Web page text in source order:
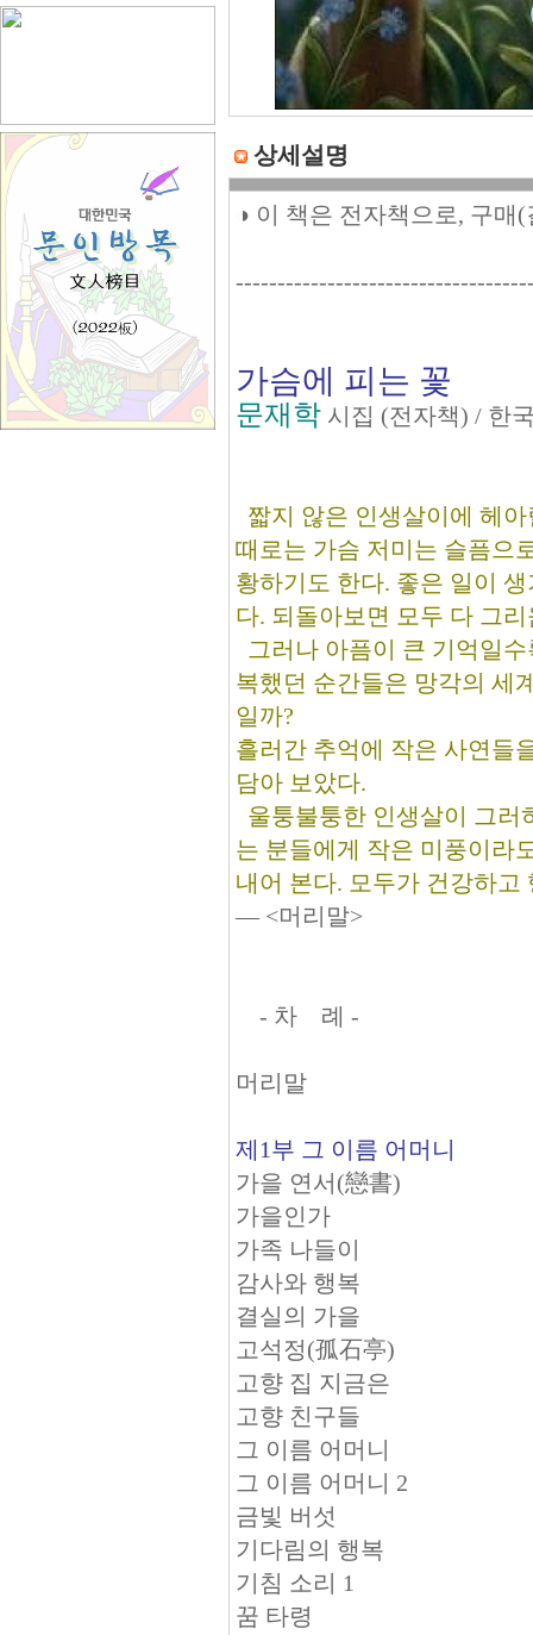
상세설명
◑ 이 책은 전자책으로, 구매
가슴에 피는 꽃
문재학 시집 (전자책) / 한
짧지 않은 인생살이에 헤
때로는 가슴 저미는 슬픔으
황하기도 한다. 좋은 일이
다. 되돌아보면 모두 다 그
그러나 아픔이 큰 기억일
복했던 순간들은 망각의 세
일까?
흘러간 추억에 작은 사연들
담아 보았다.
울퉁불퉁한 인생살이 그러
는 분들에게 작은 미풍이라
내어 본다. 모두가 건강하고
― <머리말>
- 차 례 -
머리말
제1부 그 이름 어머니
가을 연서(戀書)
가을인가
가족 나들이
감사와 행복
결실의 가을
고석정(孤石亭)
고향 집 지금은
고향 친구들
그 이름 어머니
그 이름 어머니 2
금빛 버섯
기다림의 행복
기침 소리 1
꿈 타령